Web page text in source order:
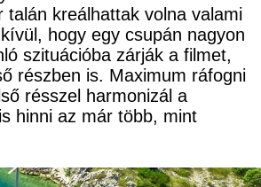
talán kreálhattak volna valami
hogy egy csupán nagyon
szituációba zárják a filmet,
részben is. Maximum ráfogni
résszel harmonizál a
hinni az már több, mint